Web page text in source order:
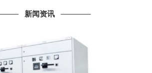
新闻资讯